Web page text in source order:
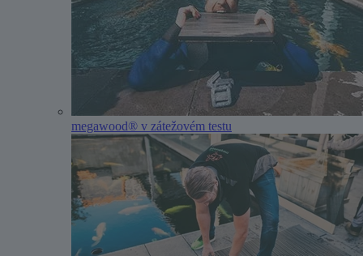
megawood® v zátežovém testu